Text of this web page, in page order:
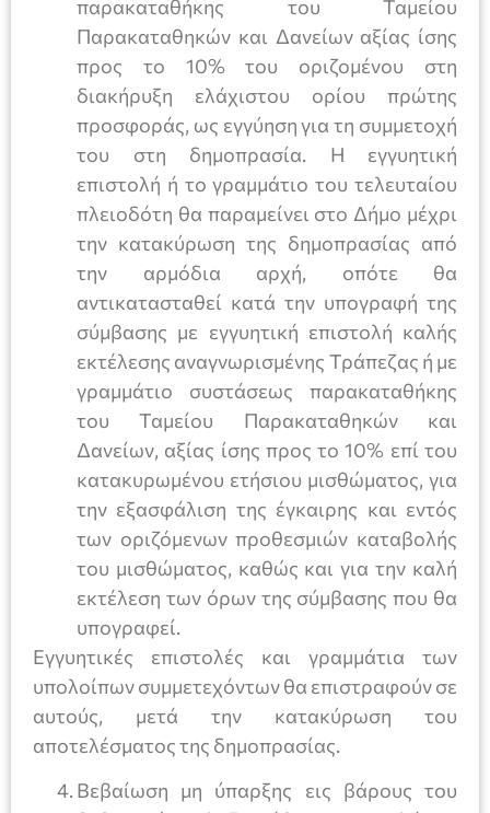
παρακαταθήκης του Ταμείου
Παρακαταθηκών και Δανείων αξίας ίσης
προς το 10% του οριζομένου στη
διακήρυξη ελάχιστου ορίου πρώτης
προσφοράς, ως εγγύηση για τη συμμετοχή
του στη δημοπρασία. Η εγγυητική
επιστολή ή το γραμμάτιο του τελευταίου
πλειοδότη θα παραμείνει στο Δήμο μέχρι
την κατακύρωση της δημοπρασίας από
την αρμόδια αρχή, οπότε θα
αντικατασταθεί κατά την υπογραφή της
σύμβασης με εγγυητική επιστολή καλής
εκτέλεσης αναγνωρισμένης Τράπεζας ή με
γραμμάτιο συστάσεως παρακαταθήκης
του Ταμείου Παρακαταθηκών και
Δανείων, αξίας ίσης προς το 10% επί του
κατακυρωμένου ετήσιου μισθώματος, για
την εξασφάλιση της έγκαιρης και εντός
των οριζόμενων προθεσμιών καταβολής
του μισθώματος, καθώς και για την καλή
εκτέλεση των όρων της σύμβασης που θα
υπογραφεί.
Εγγυητικές επιστολές και γραμμάτια των
υπολοίπων συμμετεχόντων θα επιστραφούν σε
αυτούς, μετά την κατακύρωση του
αποτελέσματος της δημοπρασίας.
Βεβαίωση μη ύπαρξης εις βάρους του